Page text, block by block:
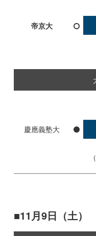
帝京大
慶應義塾大
11月9日（土）